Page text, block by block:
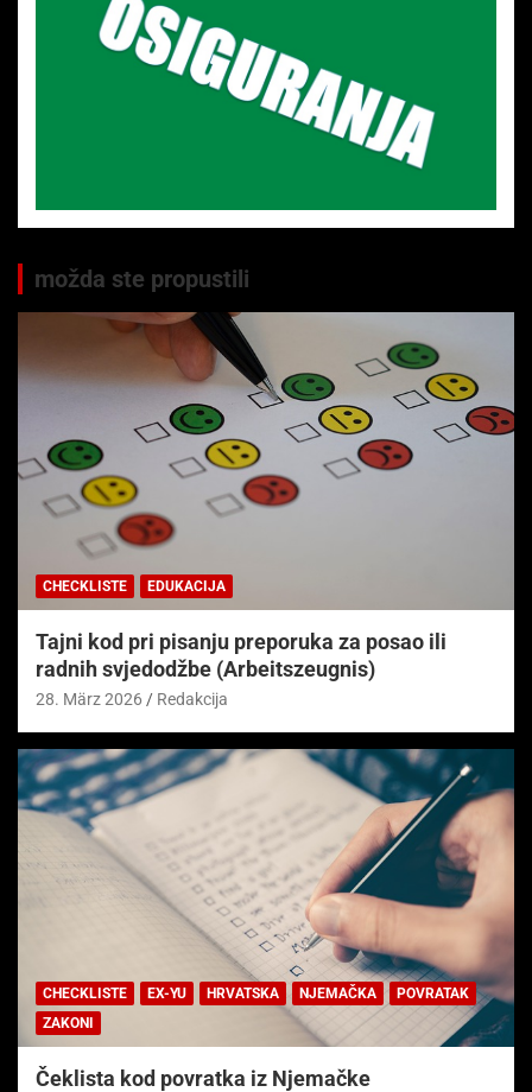
možda ste propustili
CHECKLISTE EDUKACIJA
Tajni kod pri pisanju preporuka za posao ili
radnih svjedodžbe (Arbeitszeugnis)
28. März 2026 Redakcija
CHECKLISTE EX-YU HRVATSKA NJEMAČKA
POVRATAK
ZAKONI
Čeklista kod povratka iz Njemačke